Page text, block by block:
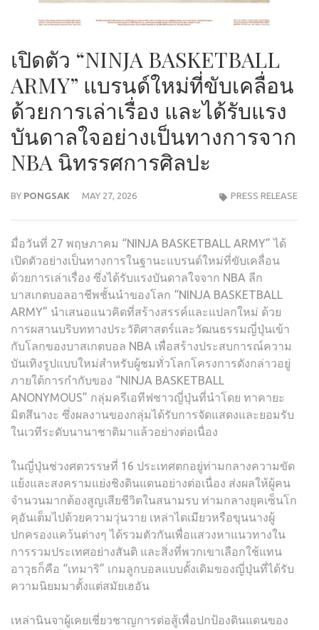
เปิดตัว “NINJA BASKETBALL
ARMY” แบรนด์ใหม่ที่ขับเคลื่อน
ด้วยการเล่าเรื่อง และได้รับแรง
บันดาลใจอย่างเป็นทางการจาก
NBA นิทรรศการศิลปะ
BY PONGSAK MAY 27, 2026 PRESS RELEASE
มื่อวันที่ 27 พฤษภาคม “NINJA BASKETBALL ARMY” ได้
เปิดตัวอย่างเป็นทางการในฐานะแบรนด์ใหม่ที่ขับเคลื่อน
ด้วยการเล่าเรื่อง ซึ่งได้รับแรงบันดาลใจจาก NBA ลีก
บาสเกตบอลอาชีพชั้นนำของโลก “NINJA BASKETBALL
ARMY” นำเสนอแนวคิดที่สร้างสรรค์และแปลกใหม่ ด้วย
การผสานบริบททางประวัติศาสตร์และวัฒนธรรมญี่ปุ่นเข้า
กับโลกของบาสเกตบอล NBA เพื่อสร้างประสบการณ์ความ
บันเทิงรูปแบบใหม่สำหรับผู้ชมทั่วโลกโครงการดังกล่าวอยู่
ภายใต้การกำกับของ “NINJA BASKETBALL
ANONYMOUS” กลุ่มครีเอทีฟชาวญี่ปุ่นที่นำโดย ทาคายะ
มิตสึนางะ ซึ่งผลงานของกลุ่มได้รับการจัดแสดงและยอมรับ
ในเวทีระดับนานาชาติมาแล้วอย่างต่อเนื่อง
ในญี่ปุ่นช่วงศตวรรษที่ 16 ประเทศตกอยู่ท่ามกลางความขัด
แย้งและสงครามแย่งชิงดินแดนอย่างต่อเนื่อง ส่งผลให้ผู้คน
จำนวนมากต้องสูญเสียชีวิตในสนามรบ ท่ามกลางยุคเซ็นโก
คุอันเต็มไปด้วยความวุ่นวาย เหล่าไดเมียวหรือขุนนางผู้
ปกครองแคว้นต่างๆ ได้รวมตัวกันเพื่อแสวงหาแนวทางใน
การรวมประเทศอย่างสันติ และสิ่งที่พวกเขาเลือกใช้แทน
อาวุธก็คือ “เทมาริ” เกมลูกบอลแบบดั้งเดิมของญี่ปุ่นที่ได้รับ
ความนิยมมาตั้งแต่สมัยเฮอัน
เหล่านินจาผู้เคยเชี่ยวชาญการต่อสู้เพื่อปกป้องดินแดนของ